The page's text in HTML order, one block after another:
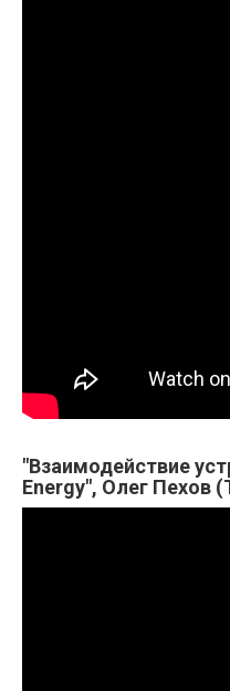
"Взаимодействие
Energy", Олег Пехов